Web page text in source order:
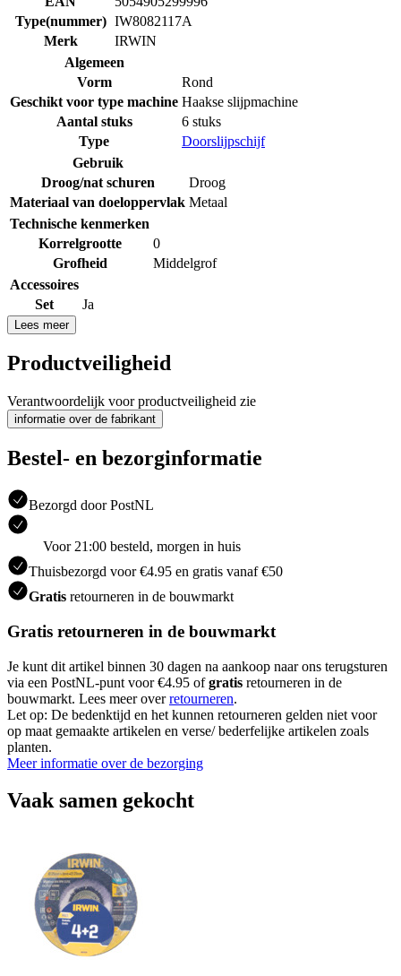
Type(nummer) IW8082117A
Merk
IRWIN
Algemeen
Vorm
Rond
Geschikt voor type machine Haakse slijpmachine
Aantal stuks
6 stuks
Type
Doorslijpschijf
Gebruik
Droog/nat schuren
Droog
Materiaal van doeloppervlak Metaal
Technische kenmerken
Korrelgrootte
0
Grofheid
Middelgrof
Accessoires
Set
Ja
Lees meer
Productveiligheid
Verantwoordelijk voor productveiligheid zie
informatie over de fabrikant
Bestel- en bezorginformatie
Bezorgd door PostNL
Voor 21:00 besteld, morgen in huis
Thuisbezorgd voor €4.95 en gratis vanaf €50
Gratis retourneren in de bouwmarkt
Gratis retourneren in de bouwmarkt
Je kunt dit artikel binnen 30 dagen na aankoop naar ons terugsturen
via een PostNL-punt voor €4.95 ofgratis retourneren in de
bouwmarkt. Lees meer overretourneren.
Let op: De bedenktijd en het kunnen retourneren gelden niet voor
op maat gemaakte artikelen en verse/ bederfelijke artikelen zoals
planten.
Meer informatie over de bezorging
Vaak samen gekocht